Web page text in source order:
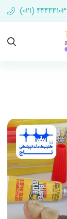
(021) 44444103